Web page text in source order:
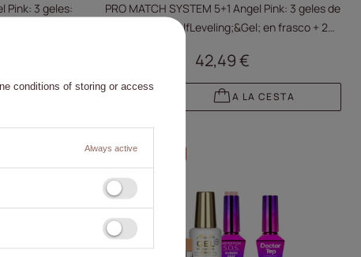
Pink: 3 geles:
PRO MATCH SYSTEM 5+1 Angel Pink: 3 geles de
15 g: Jelly&SelfLeveling;&Gel; en frasco + 2
42,49 €
A LA CESTA
RECOMENDADO
conditions of storing or access
Always active